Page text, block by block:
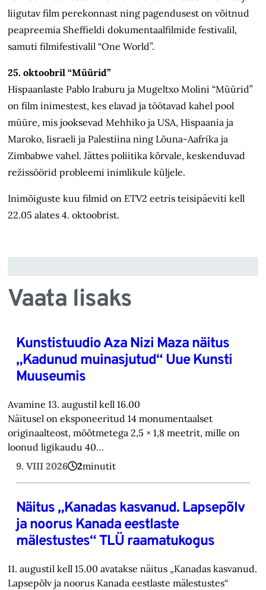
liigutav film perekonnast ning pagendusest on võitnud
peapreemia Sheffieldi dokumentaalfilmide festivalil,
samuti filmifestivalil “One World”.
25. oktoobril “Müürid”
Hispaanlaste Pablo Iraburu ja Mugeltxo Molini “Müürid”
on film inimestest, kes elavad ja töötavad kahel pool
müüre, mis jooksevad Mehhiko ja USA, Hispaania ja
Maroko, Iisraeli ja Palestiina ning Lõuna-Aafrika ja
Zimbabwe vahel. Jättes poliitika kõrvale, keskenduvad
režissöörid probleemi inimlikule küljele.
Inimõiguste kuu filmid on ETV2 eetris teisipäeviti kell
22.05 alates 4. oktoobrist.
Vaata lisaks
Kunstistuudio Aza Nizi Maza näitus
„Kadunud muinasjutud“ Uue Kunsti
Muuseumis
Avamine 13. augustil kell 16.00
Näitusel on eksponeeritud 14 monumentaalset
originaalteost, mõõtmetega 2,5 × 1,8 meetrit, mille on
loonud ligikaudu 40…
9. VIII 2026
2minutit
Näitus „Kanadas kasvanud. Lapsepõlv
ja noorus Kanada eestlaste
mälestustes“ TLÜ raamatukogus
11. augustil kell 15.00 avatakse näitus „Kanadas kasvanud.
Lapsepõlv ja noorus Kanada eestlaste mälestustes“